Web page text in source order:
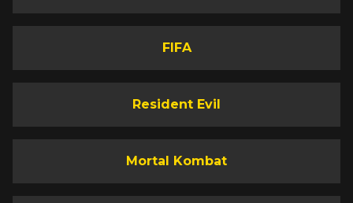
FIFA
Resident Evil
Mortal Kombat